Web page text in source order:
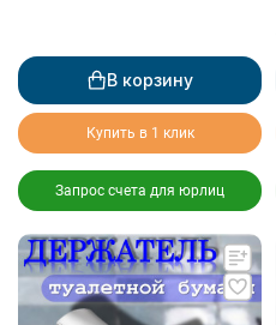
В корзину
Купить в 1 клик
Запрос счета для юрлиц